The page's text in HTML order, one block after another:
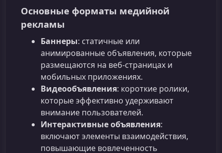
Основные форматы медийной
рекламы
Баннеры: статичные или
анимированные объявления, которые
размещаются на веб-страницах и
мобильных приложениях.
Видеообъявления: короткие ролики,
которые эффективно удерживают
внимание пользователей.
Интерактивные объявления:
включают элементы взаимодействия,
повышающие вовлеченность